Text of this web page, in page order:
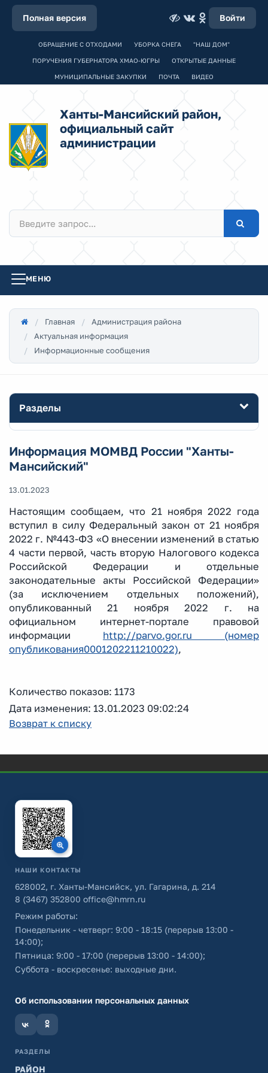
Полная версия Войти
ОБРАЩЕНИЕ С ОТХОДАМИ УБОРКА СНЕГА "НАШ ДОМ"
ПОРУЧЕНИЯ ГУБЕРНАТОРА ХМАО-ЮГРЫ ОТКРЫТЫЕ ДАННЫЕ
МУНИЦИПАЛЬНЫЕ ЗАКУПКИ ПОЧТА ВИДЕО
Ханты-Мансийский район,
официальный сайт
администрации
МЕНЮ
Главная
Администрация района
Актуальная информация
Информационные сообщения
Разделы
Информация МОМВД России "Ханты-
Мансийский"
13.01.2023
Настоящим сообщаем, что 21 ноября 2022 года
вступил в силу Федеральный закон от 21 ноября
2022 г. №443-ФЗ «О внесении изменений в статью
4 части первой, часть вторую Налогового кодекса
Российской Федерации и отдельные
законодательные акты Российской Федерации»
(за исключением отдельных положений),
опубликованный 21 ноября 2022 г. на
официальном интернет-портале правовой
информации http://parvo.gor.ru (номер
опубликования0001202211210022),
Количество показов: 1173
Дата изменения: 13.01.2023 09:02:24
Возврат к списку
НАШИ КОНТАКТЫ
628002, г. Ханты-Мансийск, ул. Гагарина, д. 214
8 (3467) 352800 office@hmrn.ru
Режим работы:
Понедельник - четверг: 9:00 - 18:15 (перерыв 13:00 -
14:00);
Пятница: 9:00 - 17:00 (перерыв 13:00 - 14:00);
Суббота - воскресенье: выходные дни.
Об использовании персональных данных
РАЗДЕЛЫ
РАЙОН